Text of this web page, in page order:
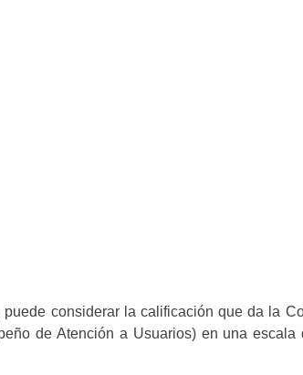
considerar la calificación que da la
de Atención a Usuarios) en una